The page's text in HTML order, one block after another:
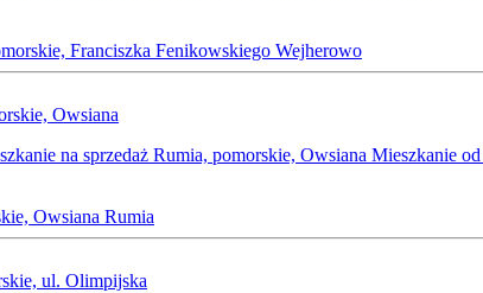
Franciszka Fenikowskiego Wejherowo
na sprzedaż Rumia, pomorskie, Owsiana Mieszkanie
Owsiana Rumia